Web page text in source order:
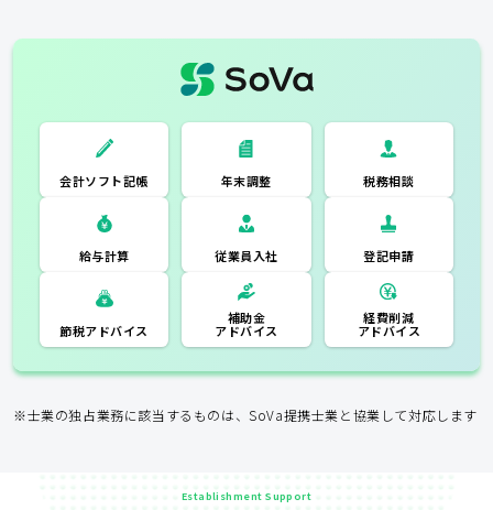
一般的な税理士
会計ソフト記
帳 年末調整 税務相談
会計ソフト記帳
年末調整
税務相談
給与計算
従業員入社
登記申請
節税アドバイス
補助金
アドバイス
アドバイス
※士業の独占業務に該当するものは、SoVa提携士業と協業して対応します
Establishment Support